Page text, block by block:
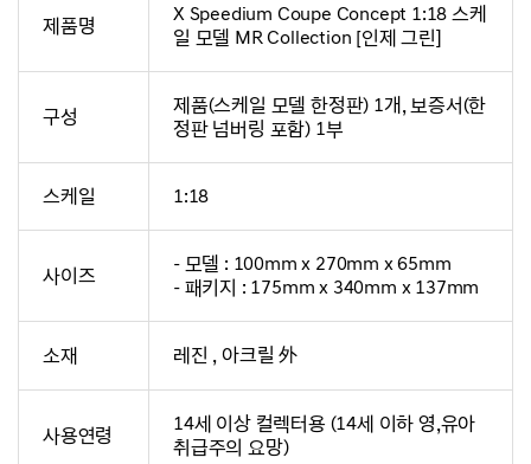
제품명
X Speedium Coupe Concept 1:18 스케
일 모델 MR Collection [인제 그린]
구성
제품(스케일 모델 한정판) 1개, 보증서(한
정판 넘버링 포함) 1부
스케일 1:18
사이즈
- 모델 : 100mm x 270mm x 65mm
- 패키지 : 175mm x 340mm x 137mm
소재 레진 , 아크릴 外
사용연령
14세 이상 컬렉터용 (14세 이하 영,유아
취급주의 요망)